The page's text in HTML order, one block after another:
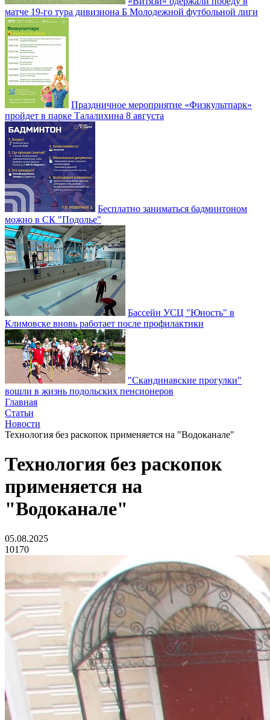
матче 19-го тура дивизиона Б Молодежной футбольной лиги
Праздничное мероприятие «Физкультпарк»
пройдет в парке Талалихина 8 августа
Бесплатно заниматься бадминтоном
можно в СК "Подолье"
Бассейн УСЦ "Юность" в
Климовске вновь работает после профилактики
"Скандинавские прогулки"
вошли в жизнь подольских пенсионеров
Главная
Статьи
Новости
Технология без раскопок применяется на "Водоканале"
Технология без раскопок
применяется на
"Водоканале"
05.08.2025
10170